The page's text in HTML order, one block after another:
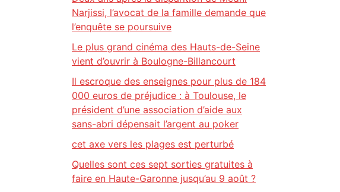
Narjissi, l’avocat de la famille demande que
l’enquête se poursuive
Le plus grand cinéma des Hauts-de-Seine
vient d’ouvrir à Boulogne-Billancourt
Il escroque des enseignes pour plus de 184
000 euros de préjudice : à Toulouse, le
président d’une association d’aide aux
sans-abri dépensait l’argent au poker
cet axe vers les plages est perturbé
Quelles sont ces sept sorties gratuites à
faire en Haute-Garonne jusqu’au 9 août ?